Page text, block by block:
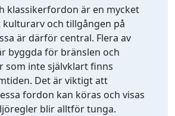
klassikerfordon är en mycket
kulturarv och tillgången på
är därför central. Flera av
byggda för bränslen och
som inte självklart finns
Det är viktigt att
fordon kan köras och visas
blir alltför tunga.